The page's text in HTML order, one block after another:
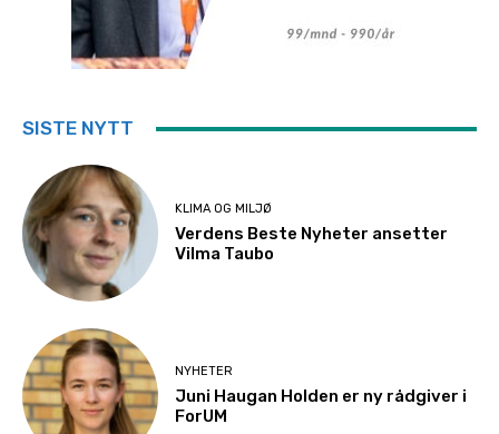
SISTE NYTT
KLIMA OG MILJØ
Verdens Beste Nyheter ansetter
Vilma Taubo
NYHETER
Juni Haugan Holden er ny rådgiver i
ForUM